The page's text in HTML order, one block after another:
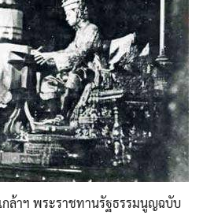
ล้าฯ พระราชทานรัฐธรรมนูญฉบับ